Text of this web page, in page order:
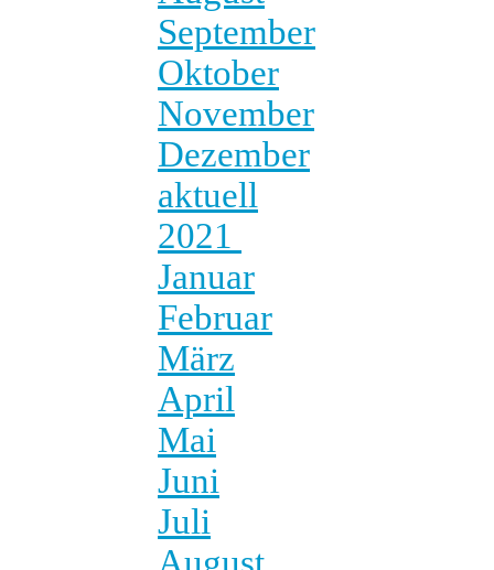
September
Oktober
November
Dezember
aktuell
2021
Januar
Februar
März
April
Mai
Juni
Juli